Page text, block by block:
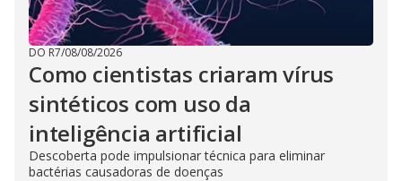
DO R7/08/08/2026
Como cientistas criaram vírus
sintéticos com uso da
inteligência artificial
Descoberta pode impulsionar técnica para eliminar
bactérias causadoras de doenças